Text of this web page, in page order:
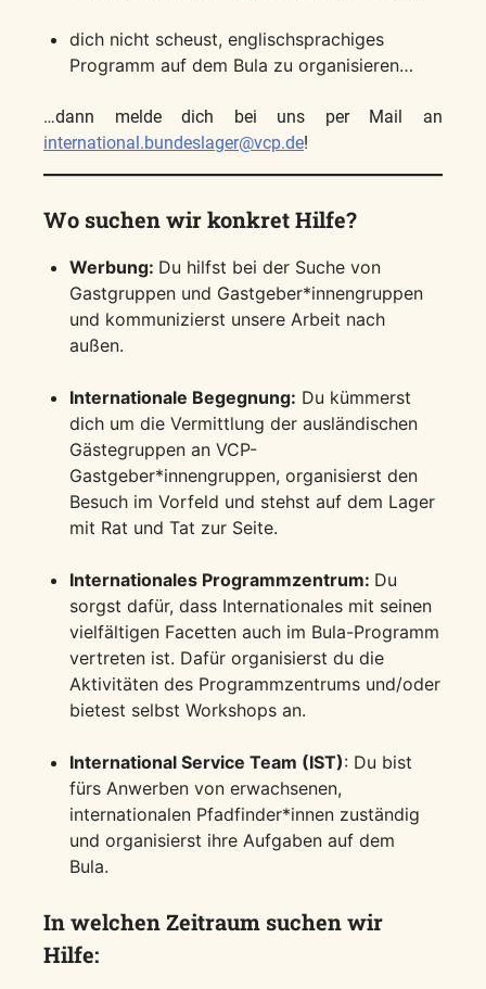
dich nicht scheust, englischsprachiges
Programm auf dem Bula zu organisieren…
…dann melde dich bei uns per Mail an
international.bundeslager@vcp.de!
Wo suchen wir konkret Hilfe?
Werbung: Du hilfst bei der Suche von
Gastgruppen und Gastgeber*innengruppen
und kommunizierst unsere Arbeit nach
außen.
Internationale Begegnung: Du kümmerst
dich um die Vermittlung der ausländischen
Gästegruppen an VCP-
Gastgeber*innengruppen, organisierst den
Besuch im Vorfeld und stehst auf dem Lager
mit Rat und Tat zur Seite.
Internationales Programmzentrum: Du
sorgst dafür, dass Internationales mit seinen
vielfältigen Facetten auch im Bula-Programm
vertreten ist. Dafür organisierst du die
Aktivitäten des Programmzentrums und/oder
bietest selbst Workshops an.
International Service Team (IST): Du bist
fürs Anwerben von erwachsenen,
internationalen Pfadfinder*innen zuständig
und organisierst ihre Aufgaben auf dem
Bula.
In welchen Zeitraum suchen wir
Hilfe: